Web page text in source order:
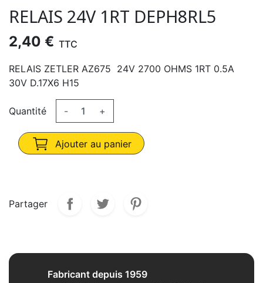
RELAIS 24V 1RT DEPH8RL5
2,40 € TTC
RELAIS ZETLER AZ675 24V 2700 OHMS 1RT 0.5A
30V D.17X6 H15
Quantité - +
Ajouter au panier
Partager
Fabricant depuis 1959